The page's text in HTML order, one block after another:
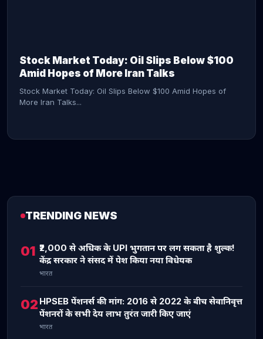
Stock Market Today: Oil Slips Below $100
Amid Hopes of More Iran Talks
Stock Market Today: Oil Slips Below $100 Amid Hopes of
More Iran Talks...
TRENDING NEWS
01 ₹2,000 से अधिक के UPI भुगतान पर लग सकता है शुल्क!
केंद्र सरकार ने संसद में पेश किया नया विधेयक
भारत
02 HPSEB पेंशनर्स की मांग: 2016 से 2022 के बीच सेवानिवृत्त
पेंशनरों के सभी देय लाभ तुरंत जारी किए जाएं
भारत